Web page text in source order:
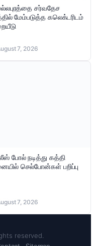
சர்வதேச
மேம்படுத்த கலெக்டரிடம்
7, 2026
போல் நடித்து கத்தி
செல்போன்கள் பறிப்பு
7, 2026
reserved.